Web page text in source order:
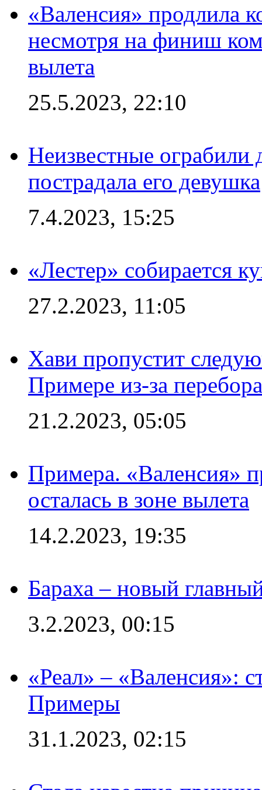
«Валенсия» продлила
несмотря на финиш
вылета
25.5.2023, 22:10
Неизвестные
пострадала его девушка
7.4.2023, 15:25
«Лестер» собирается
27.2.2023, 11:05
Хави пропустит
Примере из-за
21.2.2023, 05:05
Примера. «Валенсия»
осталась в зоне вылета
14.2.2023, 19:35
Бараха – новый
3.2.2023, 00:15
«Реал» – «Валенсия»:
Примеры
31.1.2023, 02:15